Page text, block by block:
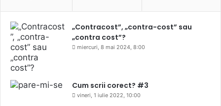
„Contracost”, „contra-cost” sau
„contra cost”?
miercuri, 8 mai 2024, 8:00
Cum scrii corect? #3
vineri, 1 iulie 2022, 10:00